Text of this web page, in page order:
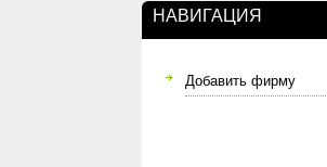
НАВИГАЦИЯ
Добавить фирму